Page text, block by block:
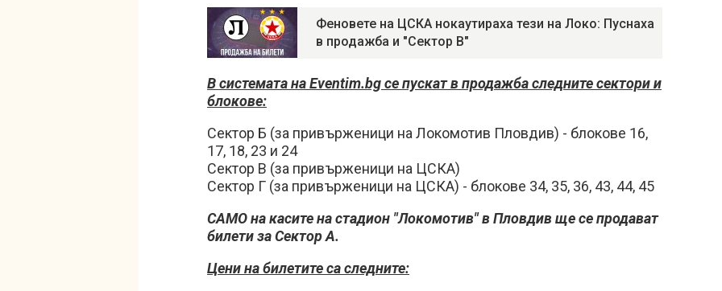
Феновете на ЦСКА нокаутираха тези на Локо: Пуснаха
в продажба и "Сектор В"
В системата на Eventim.bg се пускат в продажба следните сектори и
блокове:
Сектор Б (за привърженици на Локомотив Пловдив) - блокове 16,
17, 18, 23 и 24
Сектор В (за привърженици на ЦСКА)
Сектор Г (за привърженици на ЦСКА) - блокове 34, 35, 36, 43, 44, 45
САМО на касите на стадион "Локомотив" в Пловдив ще се продават
билети за Сектор А.
Цени на билетите са следните: